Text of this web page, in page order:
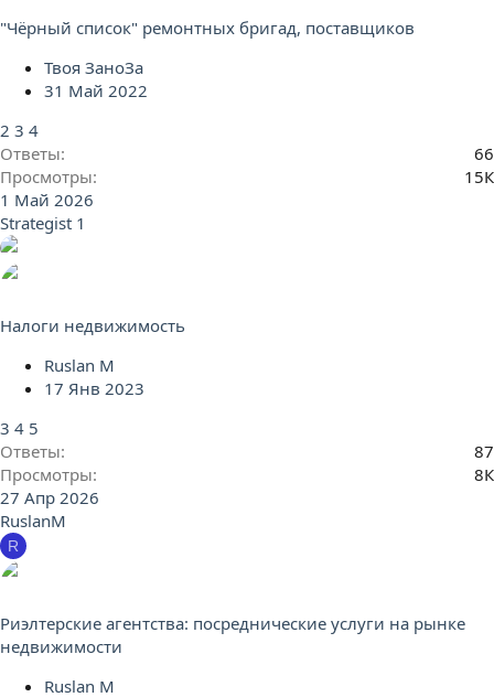
"Чёрный список" ремонтных бригад, поставщиков
Твоя ЗаноЗа
31 Май 2022
2 3 4
Ответы
66
Просмотры
15К
1 Май 2026
Strategist 1
Налоги недвижимость
Ruslan M
17 Янв 2023
3 4 5
Ответы
87
Просмотры
8К
27 Апр 2026
RuslanM
R
Риэлтерские агентства: посреднические услуги на рынке
недвижимости
Ruslan M